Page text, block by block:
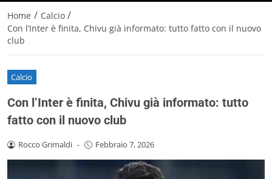
Home / Calcio /
Con l’Inter è finita, Chivu già informato: tutto fatto con il nuovo
club
Calcio
Con l’Inter è finita, Chivu già informato: tutto
fatto con il nuovo club
Rocco Grimaldi - Febbraio 7, 2026